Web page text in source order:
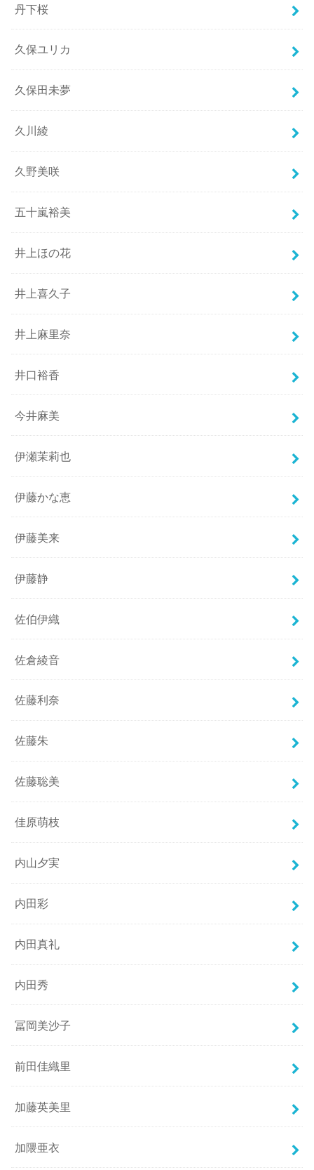
丹下桜
久保ユリカ
久保田未夢
久川綾
久野美咲
五十嵐裕美
井上ほの花
井上喜久子
井上麻里奈
井口裕香
今井麻美
伊瀬茉莉也
伊藤かな恵
伊藤美来
伊藤静
佐伯伊織
佐倉綾音
佐藤利奈
佐藤朱
佐藤聡美
佳原萌枝
内山夕実
内田彩
内田真礼
内田秀
冨岡美沙子
前田佳織里
加藤英美里
加隈亜衣